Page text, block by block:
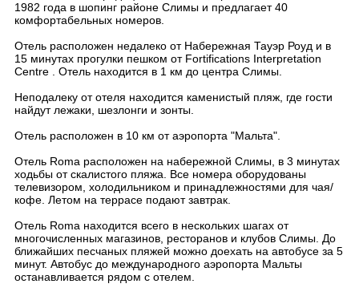
1982 года в шопинг районе Слимы и предлагает 40
комфортабельных номеров.
Отель расположен недалеко от Набережная Тауэр Роуд и в
15 минутах прогулки пешком от Fortifications Interpretation
Centre . Отель находится в 1 км до центра Слимы.
Неподалеку от отеля находится каменистый пляж, где гости
найдут лежаки, шезлонги и зонты.
Отель расположен в 10 км от аэропорта "Мальта".
Отель Roma расположен на набережной Слимы, в 3 минутах
ходьбы от скалистого пляжа. Все номера оборудованы
телевизором, холодильником и принадлежностями для чая/
кофе. Летом на террасе подают завтрак.
Отель Roma находится всего в нескольких шагах от
многочисленных магазинов, ресторанов и клубов Слимы. До
ближайших песчаных пляжей можно доехать на автобусе за 5
минут. Автобус до международного аэропорта Мальты
останавливается рядом с отелем.